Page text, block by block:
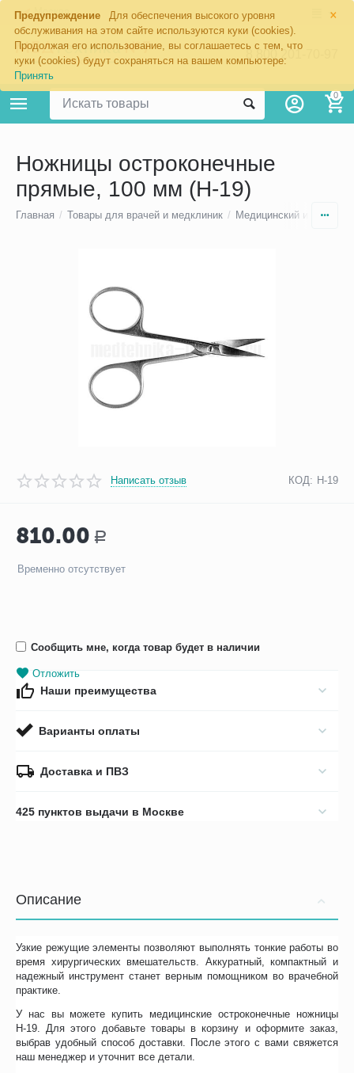
×
Предупреждение
Для обеспечения высокого уровня
обслуживания на этом сайте используются куки (cookies).
Продолжая его использование, вы соглашаетесь с тем, что
куки (cookies) будут сохраняться на вашем компьютере:
Принять
Москва
8 800 201-70-97
0
Ножницы остроконечные
прямые, 100 мм (Н-19)
Главная / Товары для врачей и медклиник / Медицинский
Написать отзыв КОД: Н-19
810.00 Р
Временно отсутствует
Сообщить мне, когда товар будет в наличии
Отложить
Наши преимущества
Варианты оплаты
Доставка и ПВЗ
425 пунктов выдачи в Москве
Описание
Узкие режущие элементы позволяют выполнять тонкие работы во
время хирургических вмешательств. Аккуратный, компактный и
надежный инструмент станет верным помощником во врачебной
практике.
У нас вы можете купить медицинские остроконечные ножницы
Н-19. Для этого добавьте товары в корзину и оформите заказ,
выбрав удобный способ доставки. После этого с вами свяжется
наш менеджер и уточнит все детали.